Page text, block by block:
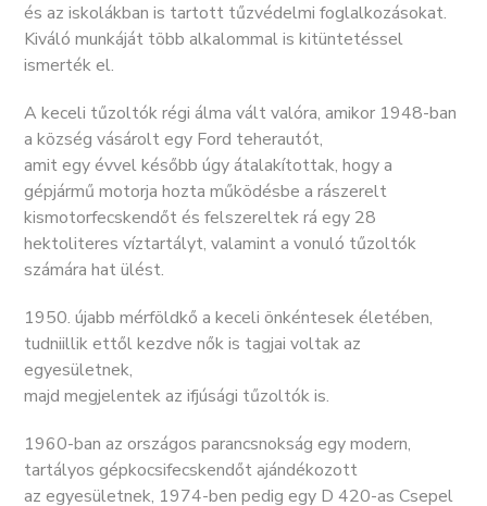
és az iskolákban is tartott tűzvédelmi foglalkozásokat.
Kiváló munkáját több alkalommal is kitüntetéssel
ismerték el.
A keceli tűzoltók régi álma vált valóra, amikor 1948-ban
a község vásárolt egy Ford teherautót,
amit egy évvel később úgy átalakítottak, hogy a
gépjármű motorja hozta működésbe a rászerelt
kismotorfecskendőt és felszereltek rá egy 28
hektoliteres víztartályt, valamint a vonuló tűzoltók
számára hat ülést.
1950. újabb mérföldkő a keceli önkéntesek életében,
tudniillik ettől kezdve nők is tagjai voltak az
egyesületnek,
majd megjelentek az ifjúsági tűzoltók is.
1960-ban az országos parancsnokság egy modern,
tartályos gépkocsifecskendőt ajándékozott
az egyesületnek, 1974-ben pedig egy D 420-as Csepel